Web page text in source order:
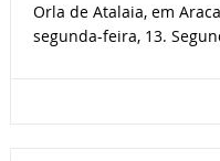
Orla de Atalaia, em
segunda-feira, 13.